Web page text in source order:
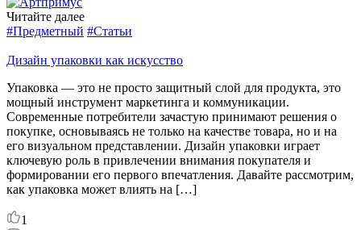
Читайте далее
#Предметный #Статьи
Дизайн упаковки как искусство
Упаковка — это не просто защитный слой для продукта, это
мощный инструмент маркетинга и коммуникации.
Современные потребители зачастую принимают решения о
покупке, основываясь не только на качестве товара, но и на
его визуальном представлении. Дизайн упаковки играет
ключевую роль в привлечении внимания покупателя и
формировании его первого впечатления. Давайте рассмотрим,
как упаковка может влиять на […]
1